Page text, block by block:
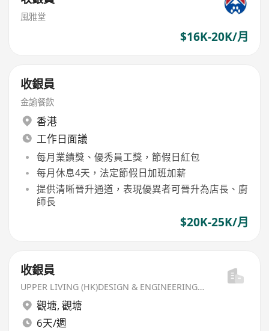
風雅堂
$16K-20K/月
收銀員
金諭餐飲
香港
工作日面議
每月業績獎、優秀員工獎，節假日紅包
每月休息4天，法定節假日加班加薪
提供清晰晉升通道，表現優異者可晉升為店長、廚
師長
$20K-25K/月
收銀員
UPPER LIVING (HK)DESIGN & ENGINEERING LIMITED
觀塘, 觀塘
6天/週